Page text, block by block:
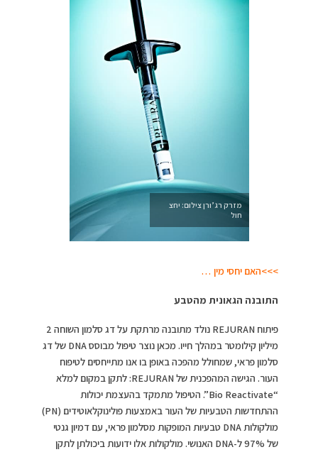
מזרק רג’ורן צילום: יחצ
חול
>>>האם יחסי מין …
התובנה הגאונית מהטבע
פיתוח REJURAN נולד מתובנה מרתקת על דג סלמון השוחה 2
מיליון קילומטר במהלך חייו. מכאן נוצר טיפול מבוסס DNA של דג
סלמון פראי, שמחולל מהפכה באופן בו אנו מתייחסים לטיפוח
העור. הגישה המהפכנית של REJURAN: לתקן במקום למלא
“Bio Reactivate”. הטיפול מתמקד בהעצמת יכולות
ההתחדשות הטבעיות של העור באמצעות פולינוקלאוטידים (PN)
מולקולות DNA טבעיות המופקות מסלמון פראי, עם דמיון גנטי
של 97% ל-DNA האנושי. מולקולות אלו ידועות ביכולתן לתקן